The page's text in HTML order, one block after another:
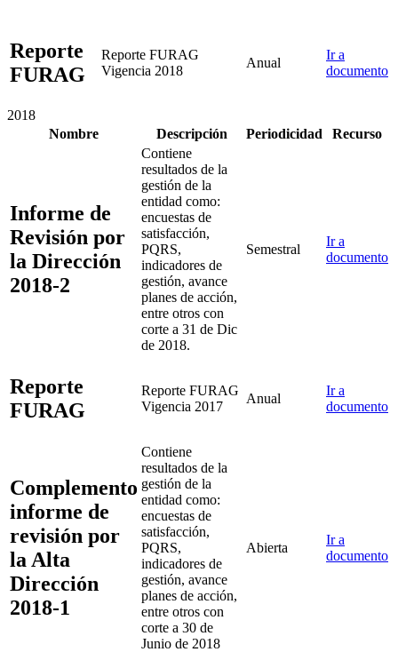
Reporte
FURAG
Reporte FURAG
Vigencia 2018
Anual
Ir a
documento
2018
Nombre
Descripción Periodicidad Recurso
Informe de
Revisión por
la Dirección
2018-2
Contiene
resultados de la
gestión de la
entidad como:
encuestas de
satisfacción,
PQRS,
indicadores de
gestión, avance
planes de acción,
entre otros con
corte a 31 de Dic
de 2018.
Semestral
Ir a
documento
Reporte
FURAG
Reporte FURAG
Vigencia 2017
Anual
Ir a
documento
Complemento
informe de
revisión por
la Alta
Dirección
2018-1
Contiene
resultados de la
gestión de la
entidad como:
encuestas de
satisfacción,
PQRS,
indicadores de
gestión, avance
planes de acción,
entre otros con
corte a 30 de
Junio de 2018
Abierta
Ir a
documento